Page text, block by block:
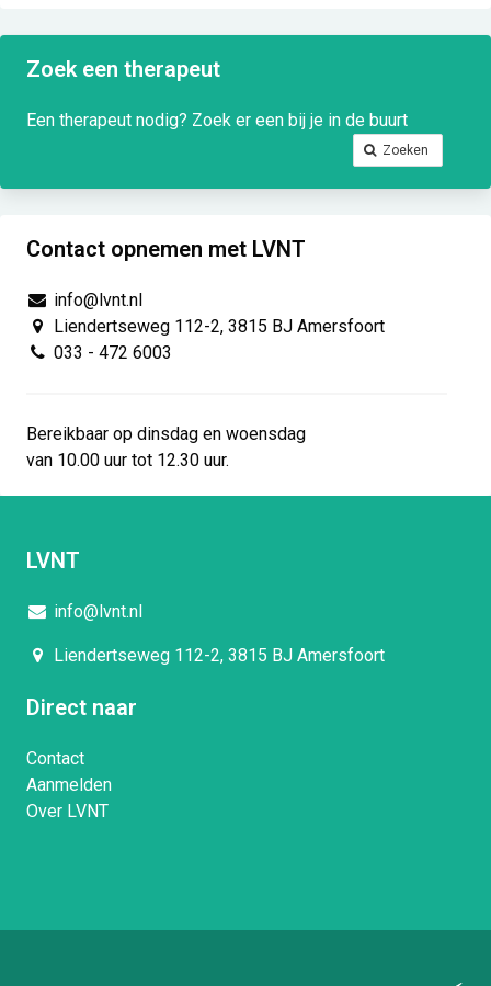
Zoek een therapeut
Een therapeut nodig? Zoek er een bij je in de buurt
Zoeken
Contact opnemen met LVNT
info@lvnt.nl
Liendertseweg 112-2, 3815 BJ Amersfoort
033 - 472 6003
Bereikbaar op dinsdag en woensdag
van 10.00 uur tot 12.30 uur.
LVNT
info@lvnt.nl
Liendertseweg 112-2, 3815 BJ Amersfoort
Direct naar
Contact
Aanmelden
Over LVNT